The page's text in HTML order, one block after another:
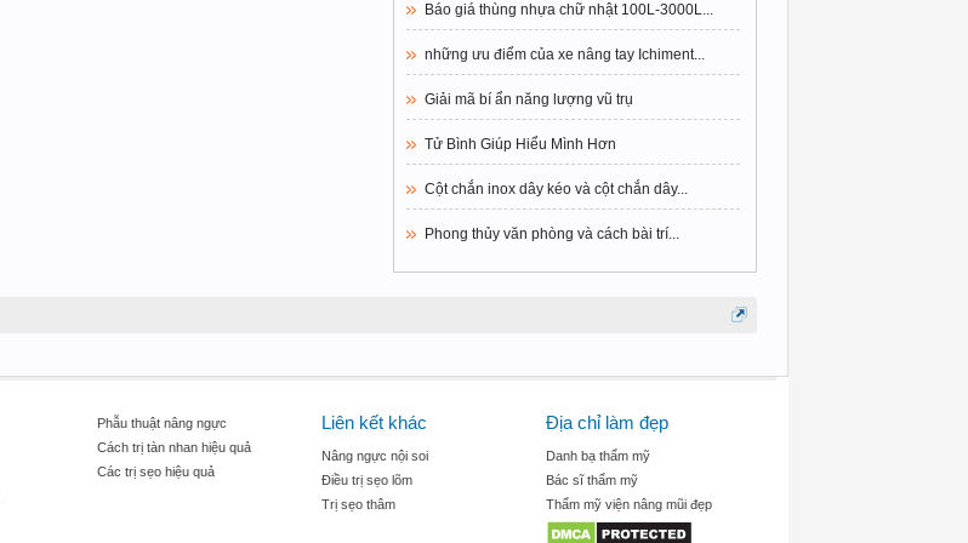
Báo giá thùng nhựa chữ nhật 100L-3000L...
những ưu điểm của xe nâng tay Ichiment...
Giải mã bí ẩn năng lượng vũ trụ
Tử Bình Giúp Hiểu Mình Hơn
Cột chắn inox dây kéo và cột chắn dây...
Phong thủy văn phòng và cách bài trí...
Phẫu thuật nâng ngực
Cách trị tàn nhan hiệu quả
Các trị sẹo hiệu quả
Liên kết khác
Nâng ngực nội soi
Điều trị sẹo lõm
Trị sẹo thâm
Địa chỉ làm đẹp
Danh bạ thẩm mỹ
Bác sĩ thẩm mỹ
Thẩm mỹ viện nâng mũi đẹp